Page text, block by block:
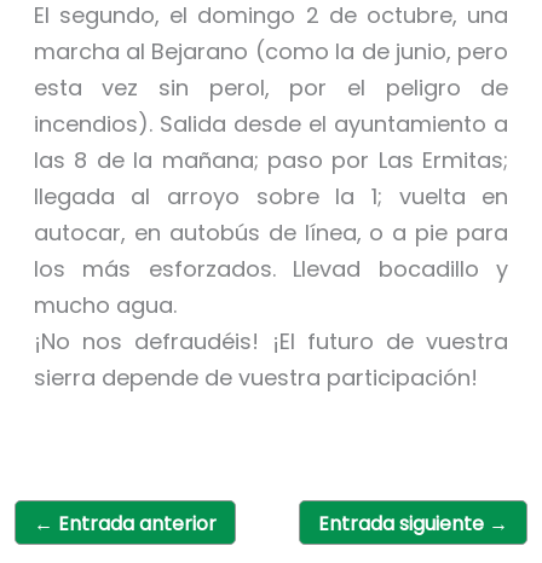
El segundo, el domingo 2 de octubre, una
marcha al Bejarano (como la de junio, pero
esta vez sin perol, por el peligro de
incendios). Salida desde el ayuntamiento a
las 8 de la mañana; paso por Las Ermitas;
llegada al arroyo sobre la 1; vuelta en
autocar, en autobús de línea, o a pie para
los más esforzados. Llevad bocadillo y
mucho agua.
¡No nos defraudéis! ¡El futuro de vuestra
sierra depende de vuestra participación!
← Entrada anterior Entrada siguiente →